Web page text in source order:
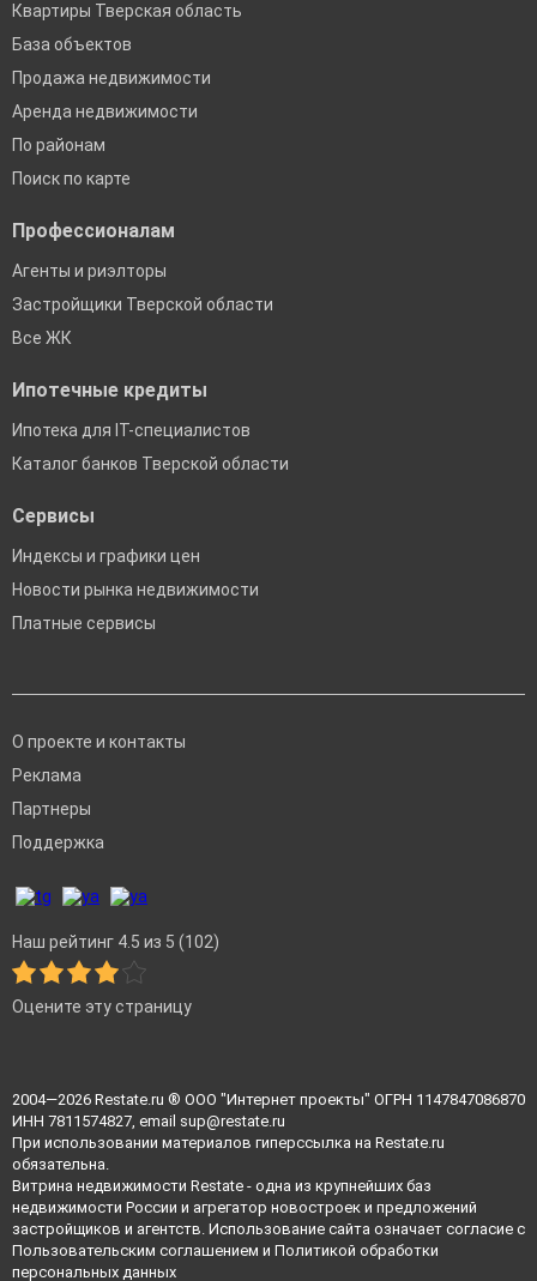
Квартиры Тверская область
База объектов
Продажа недвижимости
Аренда недвижимости
По районам
Поиск по карте
Профессионалам
Агенты и риэлторы
Застройщики Тверской области
Все ЖК
Ипотечные кредиты
Ипотека для IT-специалистов
Каталог банков Тверской области
Сервисы
Индексы и графики цен
Новости рынка недвижимости
Платные сервисы
О проекте и контакты
Реклама
Партнеры
Поддержка
Наш рейтинг 4.5 из 5 (102)
Оцените эту страницу
2004—2026 Restate.ru ® ООО "Интернет проекты" ОГРН 1147847086870
ИНН 7811574827, email sup@restate.ru
При использовании материалов гиперссылка на Restate.ru
обязательна.
Витрина недвижимости Restate - одна из крупнейших баз
недвижимости России и агрегатор новостроек и предложений
застройщиков и агентств. Использование сайта означает согласие с
Пользовательским соглашением и Политикой обработки
персональных данных